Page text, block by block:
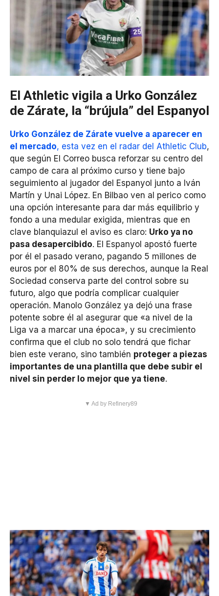
El Athletic vigila a Urko González
de Zárate, la “brújula” del Espanyol
Urko González de Zárate vuelve a aparecer en
el mercado, esta vez en el radar del Athletic Club,
que según El Correo busca reforzar su centro del
campo de cara al próximo curso y tiene bajo
seguimiento al jugador del Espanyol junto a Iván
Martín y Unai López. En Bilbao ven al perico como
una opción interesante para dar más equilibrio y
fondo a una medular exigida, mientras que en
clave blanquiazul el aviso es claro: Urko ya no
pasa desapercibido. El Espanyol apostó fuerte
por él el pasado verano, pagando 5 millones de
euros por el 80% de sus derechos, aunque la Real
Sociedad conserva parte del control sobre su
futuro, algo que podría complicar cualquier
operación. Manolo González ya dejó una frase
potente sobre él al asegurar que «a nivel de la
Liga va a marcar una época», y su crecimiento
confirma que el club no solo tendrá que fichar
bien este verano, sino también proteger a piezas
importantes de una plantilla que debe subir el
nivel sin perder lo mejor que ya tiene.
▼ Ad by Refinery89